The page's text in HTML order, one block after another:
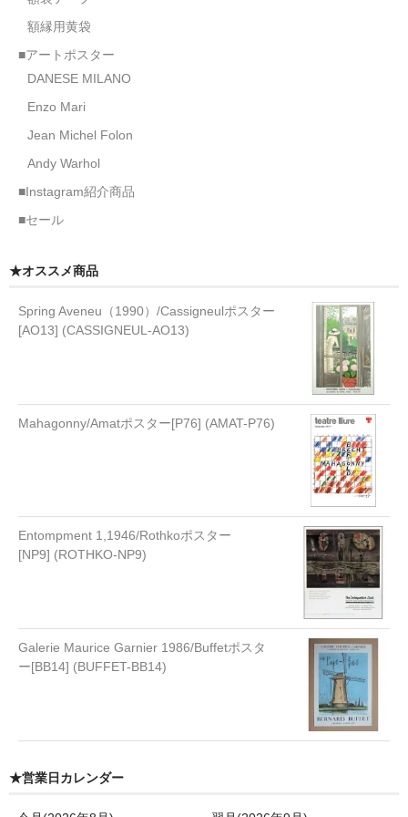
額縁用黄袋
■アートポスター
DANESE MILANO
Enzo Mari
Jean Michel Folon
Andy Warhol
■Instagram紹介商品
■セール
★オススメ商品
Spring Aveneu（1990）/Cassigneulポスター
[AO13] (CASSIGNEUL-AO13)
Mahagonny/Amatポスター[P76] (AMAT-P76)
Entompment 1,1946/Rothkoポスター
[NP9] (ROTHKO-NP9)
Galerie Maurice Garnier 1986/Buffetポスタ
ー[BB14] (BUFFET-BB14)
★営業日カレンダー